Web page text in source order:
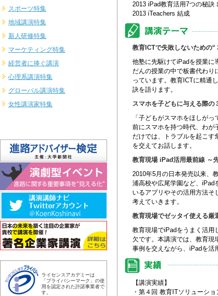
スポーツ特集
地域講演特集
新人研修特集
マーケティング特集
経営者に捧ぐ講演
心理系講演特集
グローバル講演特集
女性講演家特集
ライセンスアカデミーは
「プライバシーマーク」の使
用を認定された許諾事業者で
す。
2013 iPad教育活用7つの秘訣
2013 iTeachers 結成
教育ICTで失敗しないための“
他塾に先駆けてiPadを授業に
だんの授業の中で板書代わり
っています。教育ICTに精通
訣を語ります。
スマホを子どもに与える際の
「子どもがスマホをほしが
前にスマホを持つ時代、わが
だけでは、トラブルを起こす
を交えてお話します。
教育現場 iPad活用最前線 ～
2010年5月の日本発売以来、
浦高校や広尾学園など、iPad
いるアプリやその活用方法そ
考えていきます。
教育現場でゼッタイ使える厳
教育現場でiPadをうまく活用
欠です。本講演では、教育現
事例を交えながら、iPadを活
【講演実績】
・第４回 教育ITソリューシ